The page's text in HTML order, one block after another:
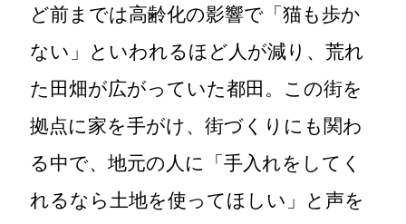
ど前までは高齢化の影響で「猫も歩か
ない」といわれるほど人が減り、荒れ
た田畑が広がっていた都田。この街を
拠点に家を手がけ、街づくりにも関わ
る中で、地元の人に「手入れをしてく
れるなら土地を使ってほしい」と声を